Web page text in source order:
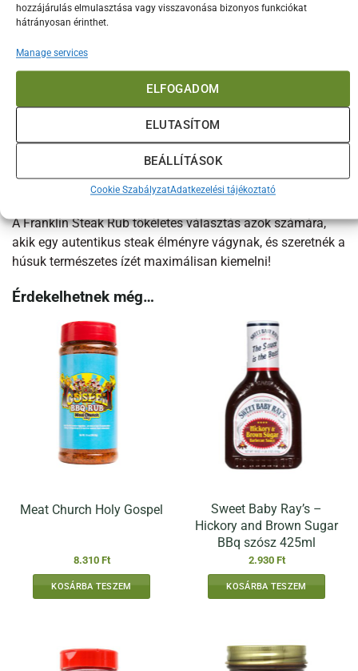
hozzájárulás elmulasztása vagy visszavonása bizonyos funkciókat
hátrányosan érinthet.
Manage services
ELFOGADOM
ELUTASÍTOM
BEÁLLÍTÁSOK
Cookie SzabályzatAdatkezelési tájékoztató
✔ Gondosan kiegyensúlyozott fűszerkeverék, amely kiemeli
✔ Űrtartalom: 326 g / 11,5 oz
A Franklin BBQ a texasi BBQ egyik legelismertebb neve,
amelyet Aaron Franklin, a világ egyik legelismertebb
pitmastere alapított. Szószaik és fűszereik a legmagasabb
minőséget képviselik, hogy minden BBQ és steak tökéletes
végeredményt hozzon.
A Franklin Steak Rub tökéletes választás azok számára,
akik egy autentikus steak élményre vágynak, és szeretnék a
húsuk természetes ízét maximálisan kiemelni!
Érdekelhetnek még…
Meat Church Holy Gospel
8.310 Ft
KOSÁRBA TESZEM
Sweet Baby Ray’s –
Hickory and Brown Sugar
BBq szósz 425ml
2.930 Ft
KOSÁRBA TESZEM